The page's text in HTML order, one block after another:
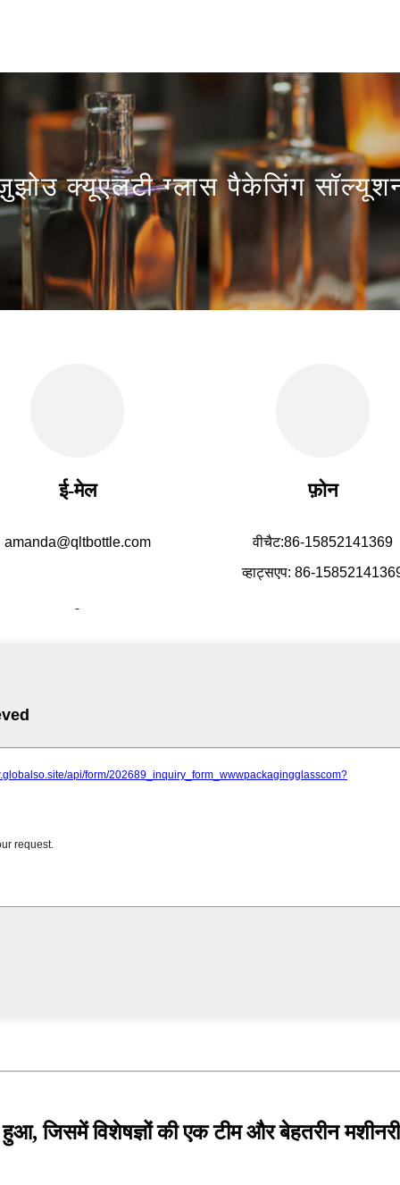
क्यूएलटी ग्लास पैकेजिंग
ई-मेल
amanda@qltbottle.com
फ़ोन
वीचैट:86-15852141369
व्हाट्सएप: 86-
हुआ, जिसमें विशेषज्ञों की एक टीम और बेहतरीन